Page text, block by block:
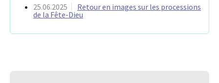
25.06.2025
Retour en images sur les processions
de la Fête-Dieu